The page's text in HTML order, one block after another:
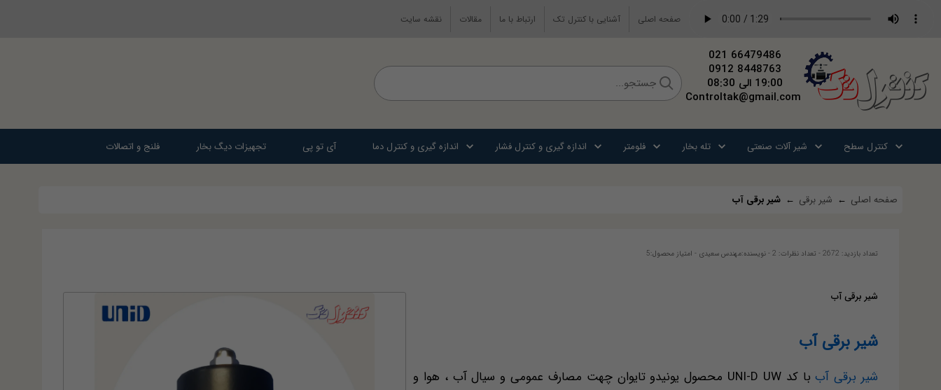
کنترلتک
66479486 021
8448763 0912
19:00 الی 08:30
Controltak@gmail.com
صفحه اصلی آشنایی با کنترل تک ارتباط با ما مقالات نقشه سایت
کنترل سطح شیر آلات صنعتی تله بخار فلومتر اندازه گیری و کنترل فشار اندازه گیری و کنترل دما آی تو پی تجهیزات دیگ بخار فلنج و اتصالات
صفحه اصلی ← شیر برقی ← شیر برقی آب
تعداد بازدید: 2672 - تعداد نظرات: 2 - نویسنده:مهندس سعیدی - امتیاز محصول:5
شیر برقی آب
شیر برقی آب
شیر برقی آب
با کد UNI-D UW محصول یونیدو تایوان چهت مصارف عمومی و سیال آب ، هوا و